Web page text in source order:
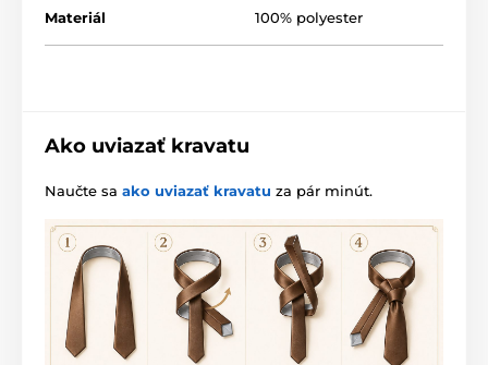
Materiál 100% polyester
Ako uviazať kravatu
Naučte sa ako uviazať kravatu za pár minút.